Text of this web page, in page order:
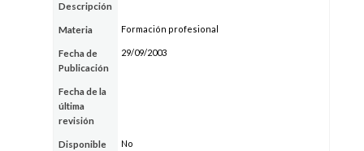
Descripción
Materia Formación profesional
Fecha de
Publicación
29/09/2003
Fecha de la
última
revisión
Disponible
No